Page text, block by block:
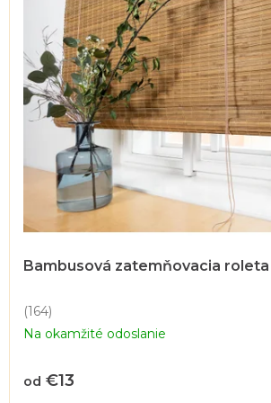
Bambusová zatemňovacia
Priemerné
hodnotenie
4,7
(164)
Na okamžité odoslanie
od €13